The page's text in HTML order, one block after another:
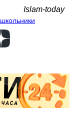
Islam-today
школьники